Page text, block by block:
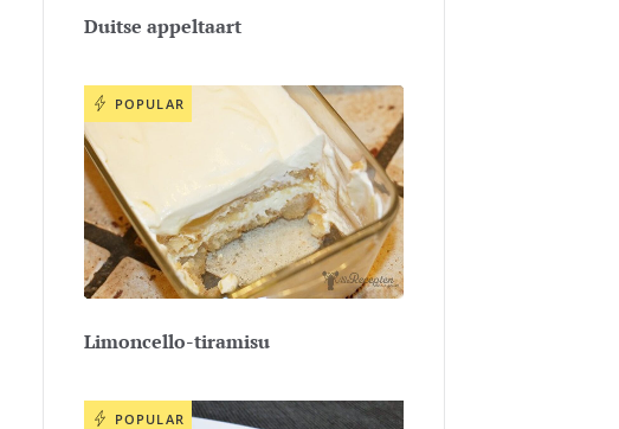
Duitse appeltaart
POPULAR
Limoncello-tiramisu
POPULAR